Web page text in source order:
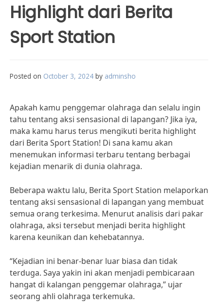
Highlight dari Berita
Sport Station
Posted on October 3, 2024 by adminsho
Apakah kamu penggemar olahraga dan selalu ingin
tahu tentang aksi sensasional di lapangan? Jika iya,
maka kamu harus terus mengikuti berita highlight
dari Berita Sport Station! Di sana kamu akan
menemukan informasi terbaru tentang berbagai
kejadian menarik di dunia olahraga.
Beberapa waktu lalu, Berita Sport Station melaporkan
tentang aksi sensasional di lapangan yang membuat
semua orang terkesima. Menurut analisis dari pakar
olahraga, aksi tersebut menjadi berita highlight
karena keunikan dan kehebatannya.
“Kejadian ini benar-benar luar biasa dan tidak
terduga. Saya yakin ini akan menjadi pembicaraan
hangat di kalangan penggemar olahraga,” ujar
seorang ahli olahraga terkemuka.